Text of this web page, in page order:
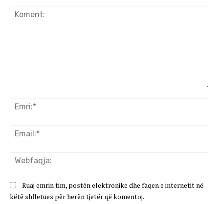
Ruaj emrin tim, postën elektronike dhe faqen e internetit në
këtë shfletues për herën tjetër që komentoj.